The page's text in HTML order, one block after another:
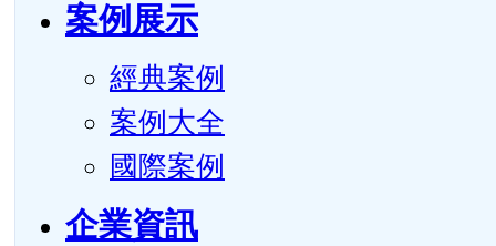
案例展示
經典案例
案例大全
國際案例
企業資訊